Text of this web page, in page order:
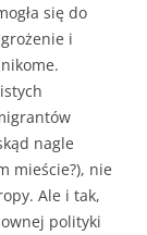
się do
i
nagle
mieście?), nie
Ale i tak,
polityki